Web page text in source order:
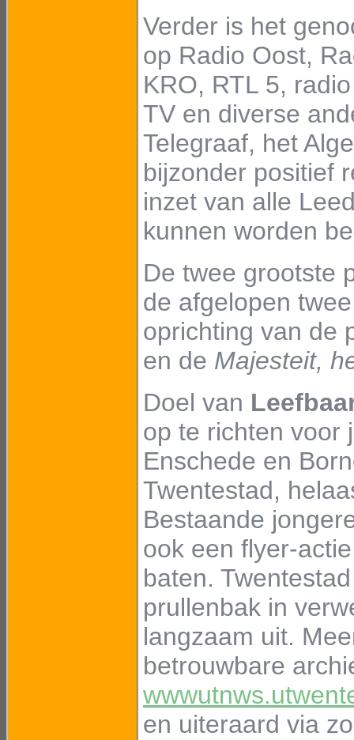
Verder is het
op Radio Oost,
KRO, RTL 5,
TV en diverse
Telegraaf, het
bijzonder positief
inzet van alle
kunnen worden
De twee grootste
de afgelopen
oprichting van de
en de Majesteit,
Doel van
op te richten voor
Enschede en
Twentestad,
Bestaande
ook een flyer-
baten.
prullenbak in
langzaam uit.
betrouwbare
en uiteraard via